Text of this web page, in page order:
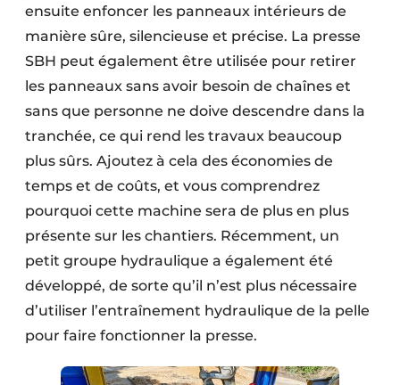
ensuite enfoncer les panneaux intérieurs de
manière sûre, silencieuse et précise. La presse
SBH peut également être utilisée pour retirer
les panneaux sans avoir besoin de chaînes et
sans que personne ne doive descendre dans la
tranchée, ce qui rend les travaux beaucoup
plus sûrs. Ajoutez à cela des économies de
temps et de coûts, et vous comprendrez
pourquoi cette machine sera de plus en plus
présente sur les chantiers. Récemment, un
petit groupe hydraulique a également été
développé, de sorte qu’il n’est plus nécessaire
d’utiliser l’entraînement hydraulique de la pelle
pour faire fonctionner la presse.